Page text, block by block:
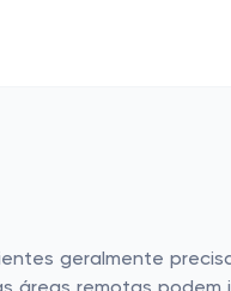
geralmente